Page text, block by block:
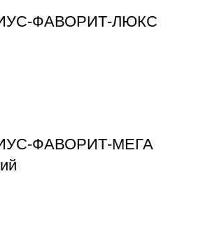
ФАВОРИТ-ЛЮКС
ФАВОРИТ-МЕГА